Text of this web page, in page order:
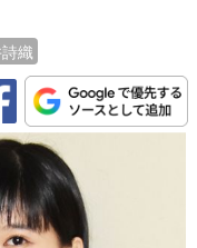
織